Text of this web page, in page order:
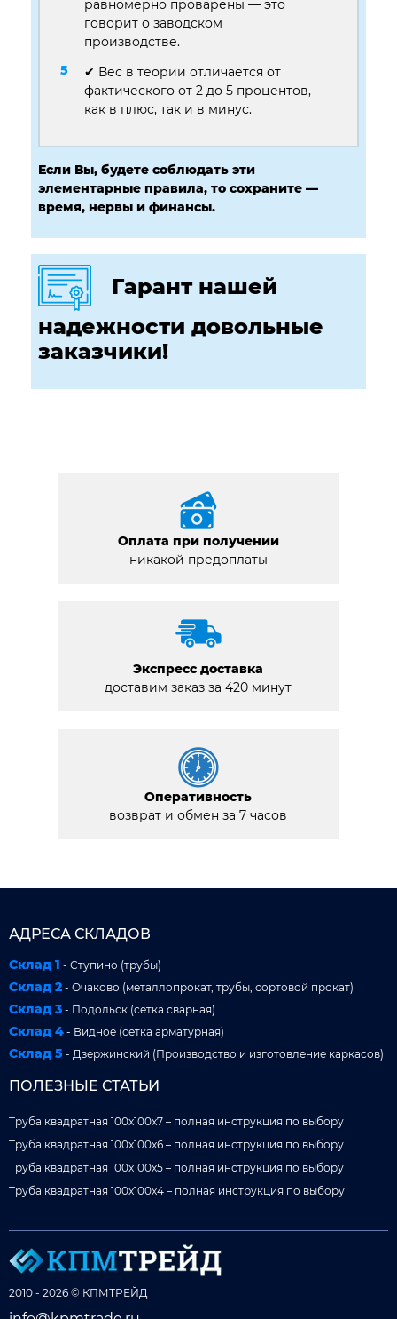
равномерно проварены — это
говорит о заводском
производстве.
✔ Вес в теории отличается от
фактического от 2 до 5 процентов,
как в плюс, так и в минус.
Если Вы, будете соблюдать эти
элементарные правила, то сохраните —
время, нервы и финансы.
Гарант нашей
надежности довольные
заказчики!
Оплата при получении
никакой предоплаты
Экспресс доставка
доставим заказ за 420 минут
Оперативность
возврат и обмен за 7 часов
АДРЕСА СКЛАДОВ
Склад 1 - Ступино (трубы)
Склад 2 - Очаково (металлопрокат, трубы, сортовой прокат)
Склад 3 - Подольск (сетка сварная)
Склад 4 - Видное (сетка арматурная)
Склад 5 - Дзержинский (Производство и изготовление каркасов)
ПОЛЕЗНЫЕ СТАТЬИ
Труба квадратная 100x100x7 – полная инструкция по выбору
Труба квадратная 100x100x6 – полная инструкция по выбору
Труба квадратная 100x100x5 – полная инструкция по выбору
Труба квадратная 100x100x4 – полная инструкция по выбору
2010 - 2026 © КПМТРЕЙД